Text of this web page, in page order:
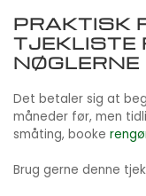
PRAKTISK
TJEKLISTE
NØGLERNE
Det betaler sig at
måneder før, men
småting, booke
Brug gerne denne